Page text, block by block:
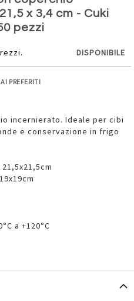
x 3,4 cm - Cuki
pezzi
DISPONIBILE
PREFERITI
incernierato. Ideale per cibi
e conservazione in frigo
a +120°C